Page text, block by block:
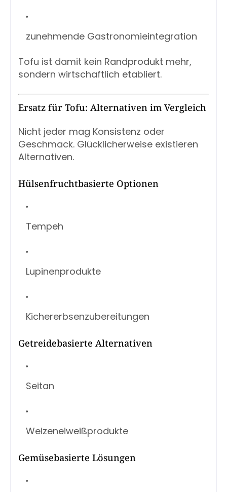
zunehmende Gastronomieintegration
Tofu ist damit kein Randprodukt mehr,
sondern wirtschaftlich etabliert.
Ersatz für Tofu: Alternativen im Vergleich
Nicht jeder mag Konsistenz oder
Geschmack. Glücklicherweise existieren
Alternativen.
Hülsenfruchtbasierte Optionen
Tempeh
Lupinenprodukte
Kichererbsenzubereitungen
Getreidebasierte Alternativen
Seitan
Weizeneiweißprodukte
Gemüsebasierte Lösungen